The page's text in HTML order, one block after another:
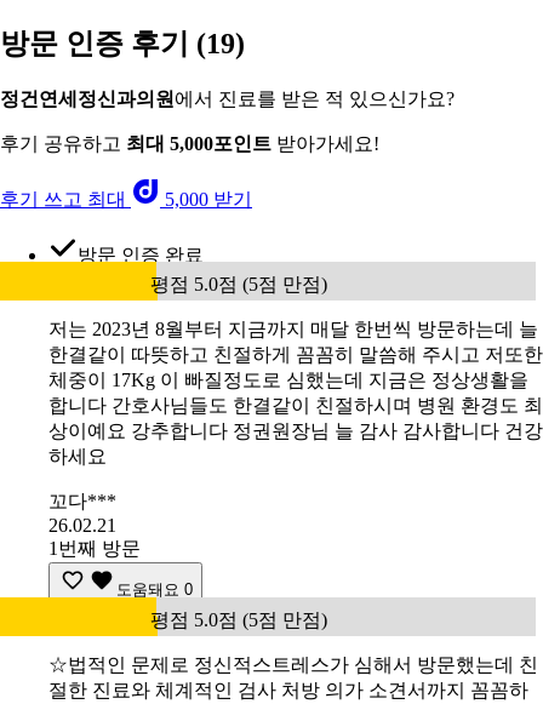
방문 인증 후기 (19)
정건연세정신과의원 에서 진료를 받은 적 있으신가요?
후기 공유하고 최대 5,000포인트 받아가세요!
후기 쓰고 최대 5,000 받기
방문 인증 완료
평점 5.0점 (5점 만점)
저는 2023년 8월부터 지금까지 매달 한번씩 방문하는데 늘
한결같이 따뜻하고 친절하게 꼼꼼히 말씀해 주시고 저또한
체중이 17Kg 이 빠질정도로 심했는데 지금은 정상생활을
합니다 간호사님들도 한결같이 친절하시며 병원 환경도 최
상이예요 강추합니다 정권원장님 늘 감사 감사합니다 건강
하세요
꼬다***
26.02.21
1번째 방문
도움돼요 0
평점 5.0점 (5점 만점)
☆법적인 문제로 정신적스트레스가 심해서 방문했는데 친
절한 진료와 체계적인 검사 처방 의가 소견서까지 꼼꼼하